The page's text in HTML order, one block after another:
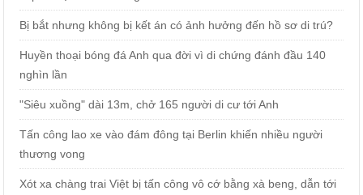
Bị bắt nhưng không bị kết án có ảnh hưởng đến hồ sơ di trú?
Huyền thoại bóng đá Anh qua đời vì di chứng đánh đầu 140
nghìn lần
"Siêu xuồng" dài 13m, chở 165 người di cư tới Anh
Tấn công lao xe vào đám đông tại Berlin khiến nhiều người
thương vong
Xót xa chàng trai Việt bị tấn công vô cớ bằng xà beng, dẫn tới